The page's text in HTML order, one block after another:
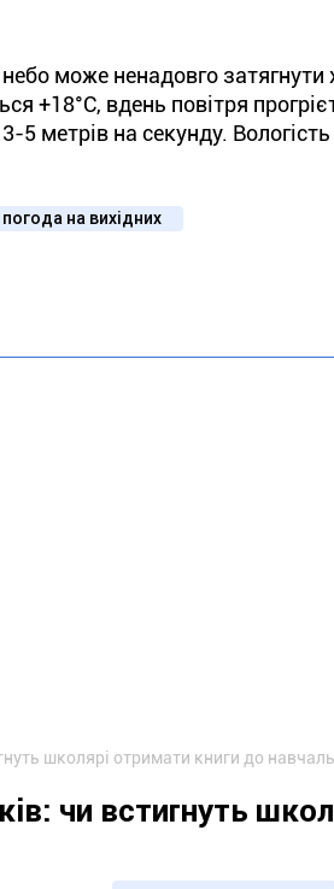
може ненадовго затягнути
+18°С, вдень повітря
метрів на секунду.
погода на вихідних
школярі отримати книги до
чи встигнуть